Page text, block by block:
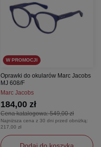
W PROMOCJI
Oprawki do okularów Marc Jacobs
MJ 608/F
Marc Jacobs
Cena katalogowa:549,00 zł
184,00 zł
Najniższa cena z 30 dni przed obniżką:
217,00 zł